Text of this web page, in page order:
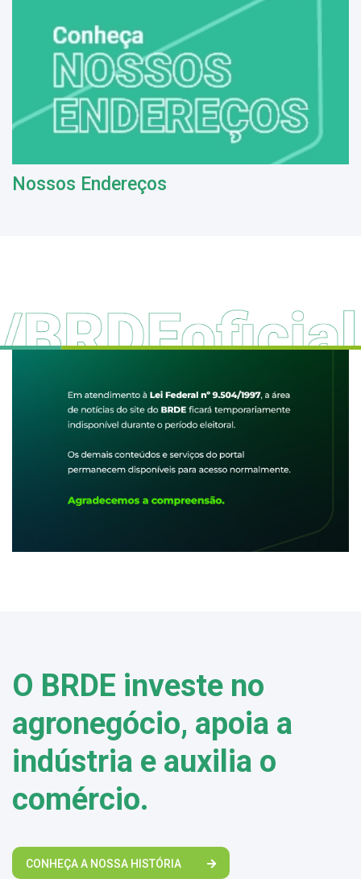
Nossos Endereços
O BRDE investe no
agronegócio, apoia a
indústria e auxilia o
comércio.
CONHEÇA A NOSSA HISTÓRIA